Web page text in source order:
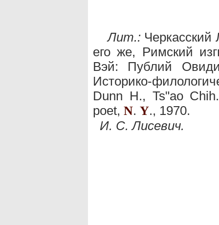
Лит.:
его же, Римский
Вэй: Публий
Историко-
Dunn Н., Ts"ao
poet, N. Y., 1970.
И. С. Лисевич.